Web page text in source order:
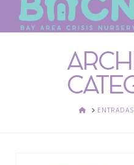
HOGARENTRADAS